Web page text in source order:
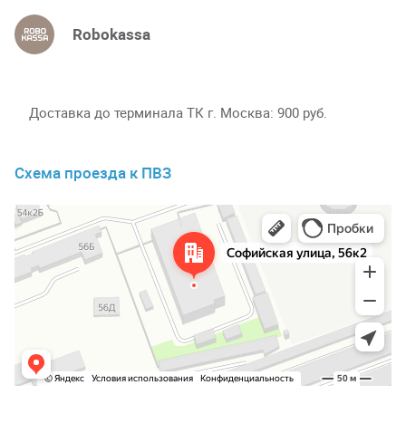
Robokassa
Доставка до терминала ТК г. Москва 900 руб.
Схема проезда к ПВЗ